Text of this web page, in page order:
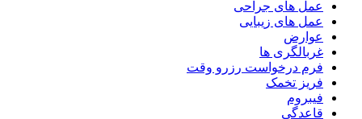
عمل های جراحی
عمل های زیبایی
عوارض
غربالگری ها
فرم درخواست رزرو وقت
فریز تخمک
فیبروم
قاعدگی